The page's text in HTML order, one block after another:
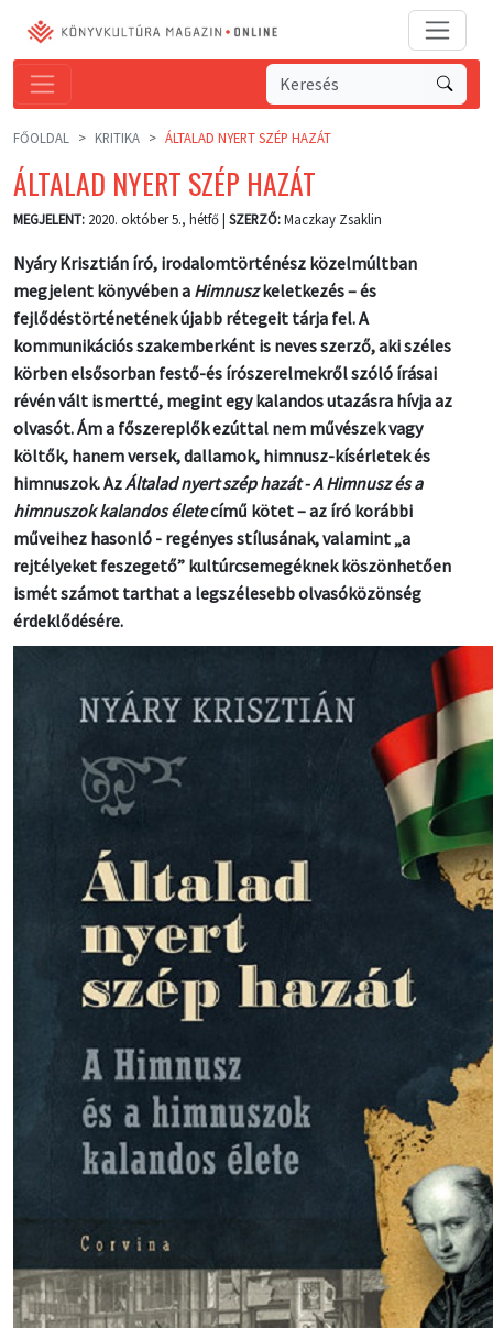
FŐOLDAL KRITIKA ÁLTALAD NYERT SZÉP HAZÁT
ÁLTALAD NYERT SZÉP HAZÁT
MEGJELENT: 2020. október 5., hétfő | SZERZŐ:Maczkay Zsaklin
Nyáry Krisztián író, irodalomtörténész közelmúltban
megjelent könyvében a Himnuszkeletkezés – és
fejlődéstörténetének újabb rétegeit tárja fel. A
kommunikációs szakemberként is neves szerző, aki széles
körben elsősorban festő-és írószerelmekről szóló írásai
révén vált ismertté, megint egy kalandos utazásra hívja az
olvasót. Ám a főszereplők ezúttal nem művészek vagy
költők, hanem versek, dallamok, himnusz-kísérletek és
himnuszok. AzÁltalad nyert szép hazát - A Himnusz és a
himnuszok kalandos életecímű kötet – az író korábbi
műveihez hasonló - regényes stílusának, valamint „a
rejtélyeket feszegető” kultúrcsemegéknek köszönhetően
ismét számot tarthat a legszélesebb olvasóközönség
érdeklődésére.